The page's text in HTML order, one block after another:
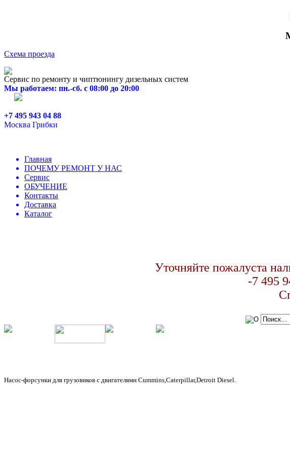
Схема проезда
Сервис по ремонту и чиптюнингу дизельных систем
Мы работаем: пн.-сб. с 08:00 до 20:00
+7 495 943 04 88
Москва Грибки
Главная
ПОЧЕМУ РЕМОНТ У НАС
Сервис
ОБУЧЕНИЕ
Контакты
Доставка
Каталог
Уточняйте пожалуста
-7 495
Насос-форсунки для грузовиков с двигателями Cummins,Caterpillar,Detroit Diesel.